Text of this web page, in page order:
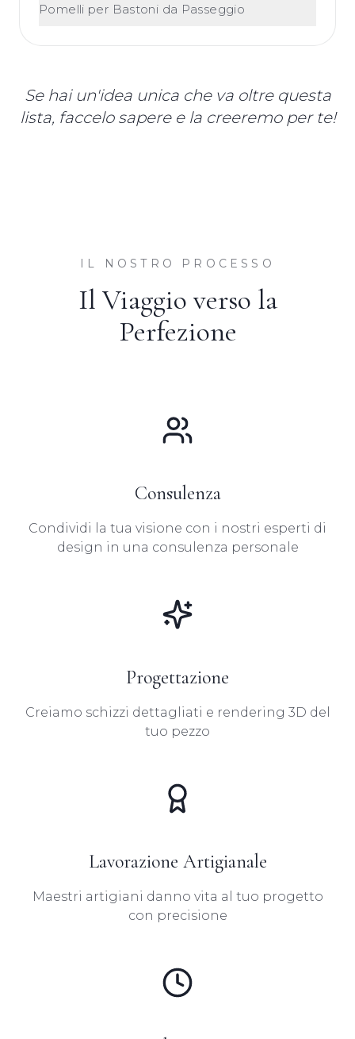
Pomelli per Bastoni da Passeggio
Se hai un'idea unica che va oltre questa
lista, faccelo sapere e la creeremo per te!
IL NOSTRO PROCESSO
Il Viaggio verso la
Perfezione
Consulenza
Condividi la tua visione con i nostri esperti di
design in una consulenza personale
Progettazione
Creiamo schizzi dettagliati e rendering 3D del
tuo pezzo
Lavorazione Artigianale
Maestri artigiani danno vita al tuo progetto
con precisione